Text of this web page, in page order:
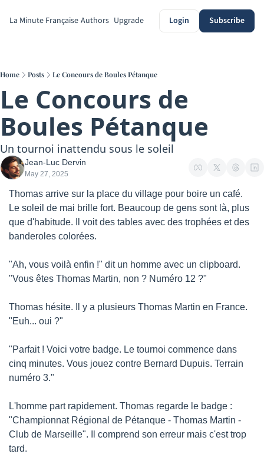
La Minute Française Authors Upgrade Login Subscribe
Home Posts Le Concours de Boules Pétanque
Le Concours de
Boules Pétanque
Un tournoi inattendu sous le soleil
Jean-Luc Dervin
May 27, 2025
Thomas arrive sur la place du village pour boire un café.
Le soleil de mai brille fort. Beaucoup de gens sont là, plus
que d'habitude. Il voit des tables avec des trophées et des
banderoles colorées.
"Ah, vous voilà enfin !" dit un homme avec un clipboard.
"Vous êtes Thomas Martin, non ? Numéro 12 ?"
Thomas hésite. Il y a plusieurs Thomas Martin en France.
"Euh... oui ?"
"Parfait ! Voici votre badge. Le tournoi commence dans
cinq minutes. Vous jouez contre Bernard Dupuis. Terrain
numéro 3."
L'homme part rapidement. Thomas regarde le badge :
"Championnat Régional de Pétanque - Thomas Martin -
Club de Marseille". Il comprend son erreur mais c'est trop
tard.